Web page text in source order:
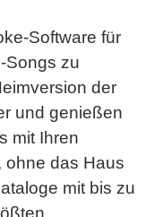
Software für
Songs zu
der
und genießen
mit Ihren
ohne das Haus
mit bis zu